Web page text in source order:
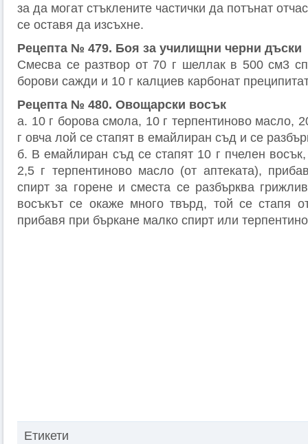
за да могат стъклените частички да потънат
се оставя да изсъхне.
Рецепта № 479. Боя за училищни черни дъски
Смесва се разтвор от 70 г шеллак в 500 см3
борови сажди и 10 г калциев карбонат
Рецепта № 480. Овощарски восък
а. 10 г борова смола, 10 г терпентиново масло,
г овча лой се стапят в емайлиран съд и се
б. В емайлиран съд се стапят 10 г пчелен
2,5 г терпентиново масло (от аптеката),
спирт за горене и сместа се разбърква
восъкът се окаже много твърд, той се стапя
прибавя при бъркане малко спирт или
Етикети